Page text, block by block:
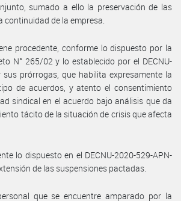
sumado a ello la preservación de las
de la empresa.
procedente, conforme lo dispuesto por la
N° 265/02 y lo establecido por el DECNU-
sus prórrogas, que habilita expresamente la
de acuerdos, y atento el consentimiento
sindical en el acuerdo bajo análisis que da
tácito de la situación de crisis que afecta
lo dispuesto en el DECNU-2020-529-APN-
de las suspensiones pactadas.
que se encuentre amparado por la